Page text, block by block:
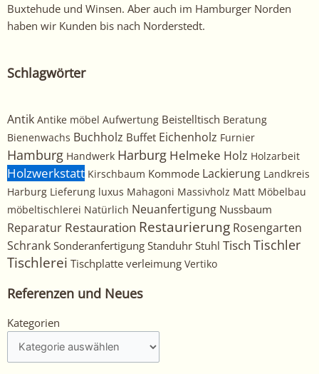
Buxtehude und Winsen. Aber auch im Hamburger Norden
haben wir Kunden bis nach Norderstedt.
Schlagwörter
Antik Antike möbel Aufwertung Beistelltisch Beratung
Bienenwachs Buchholz Buffet Eichenholz Furnier
Hamburg Handwerk Harburg Helmeke Holz Holzarbeit
Holzwerkstatt Kirschbaum Kommode Lackierung Landkreis
Harburg Lieferung luxus Mahagoni Massivholz Matt Möbelbau
möbeltischlerei Natürlich Neuanfertigung Nussbaum
Reparatur Restauration Restaurierung Rosengarten
Schrank Sonderanfertigung Standuhr Stuhl Tisch Tischler
Tischlerei Tischplatte verleimung Vertiko
Referenzen und Neues
Kategorien
Kategorien